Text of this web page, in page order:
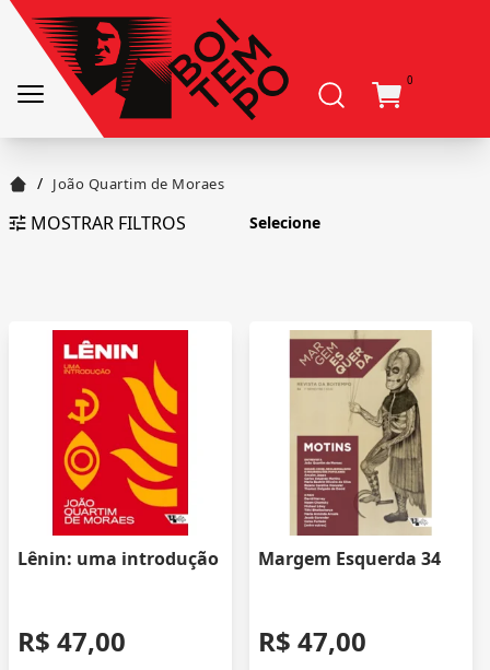
0
/ João Quartim de Moraes
MOSTRAR FILTROS
Lênin: uma introdução
R$ 47,00
Margem Esquerda 34
R$ 47,00